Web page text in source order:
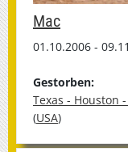
Mac
01.10.2006 -
Gestorben:
Texas - Houston
(USA)